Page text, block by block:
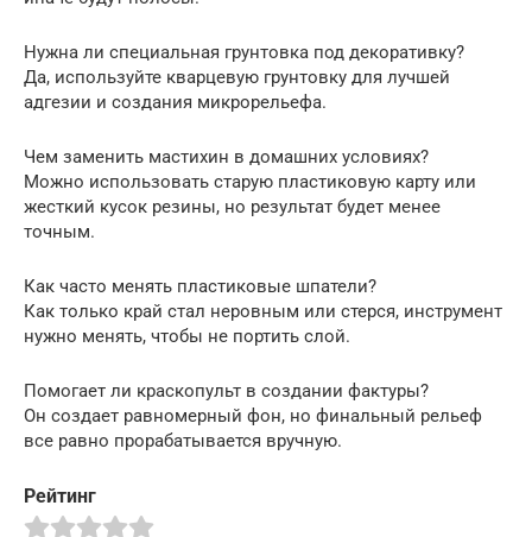
Нужна ли специальная грунтовка под декоративку?
Да, используйте кварцевую грунтовку для лучшей
адгезии и создания микрорельефа.
Чем заменить мастихин в домашних условиях?
Можно использовать старую пластиковую карту или
жесткий кусок резины, но результат будет менее
точным.
Как часто менять пластиковые шпатели?
Как только край стал неровным или стерся, инструмент
нужно менять, чтобы не портить слой.
Помогает ли краскопульт в создании фактуры?
Он создает равномерный фон, но финальный рельеф
все равно прорабатывается вручную.
Рейтинг